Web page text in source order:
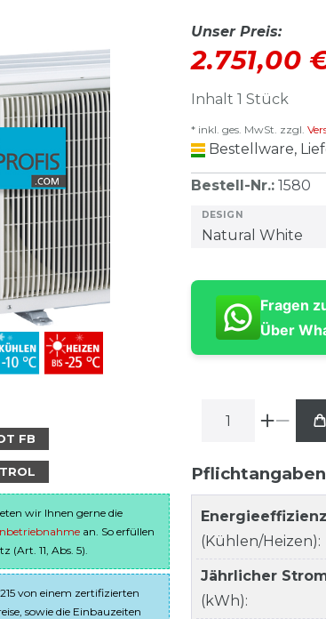
FB
wir Ihnen gerne die
an. So erfüllen
11, Abs. 5).
von einem zertifizierten
sowie die Einbauzeiten
Unser Preis:
2.751,00
Inhalt 1 Stück
* inkl. ges. MwSt. zzgl.
Bestellware,
Bestell-Nr.: 1580
DESIGN
Fragen
Über
(Kühlen/Heizen):
Jährlicher
(kWh):